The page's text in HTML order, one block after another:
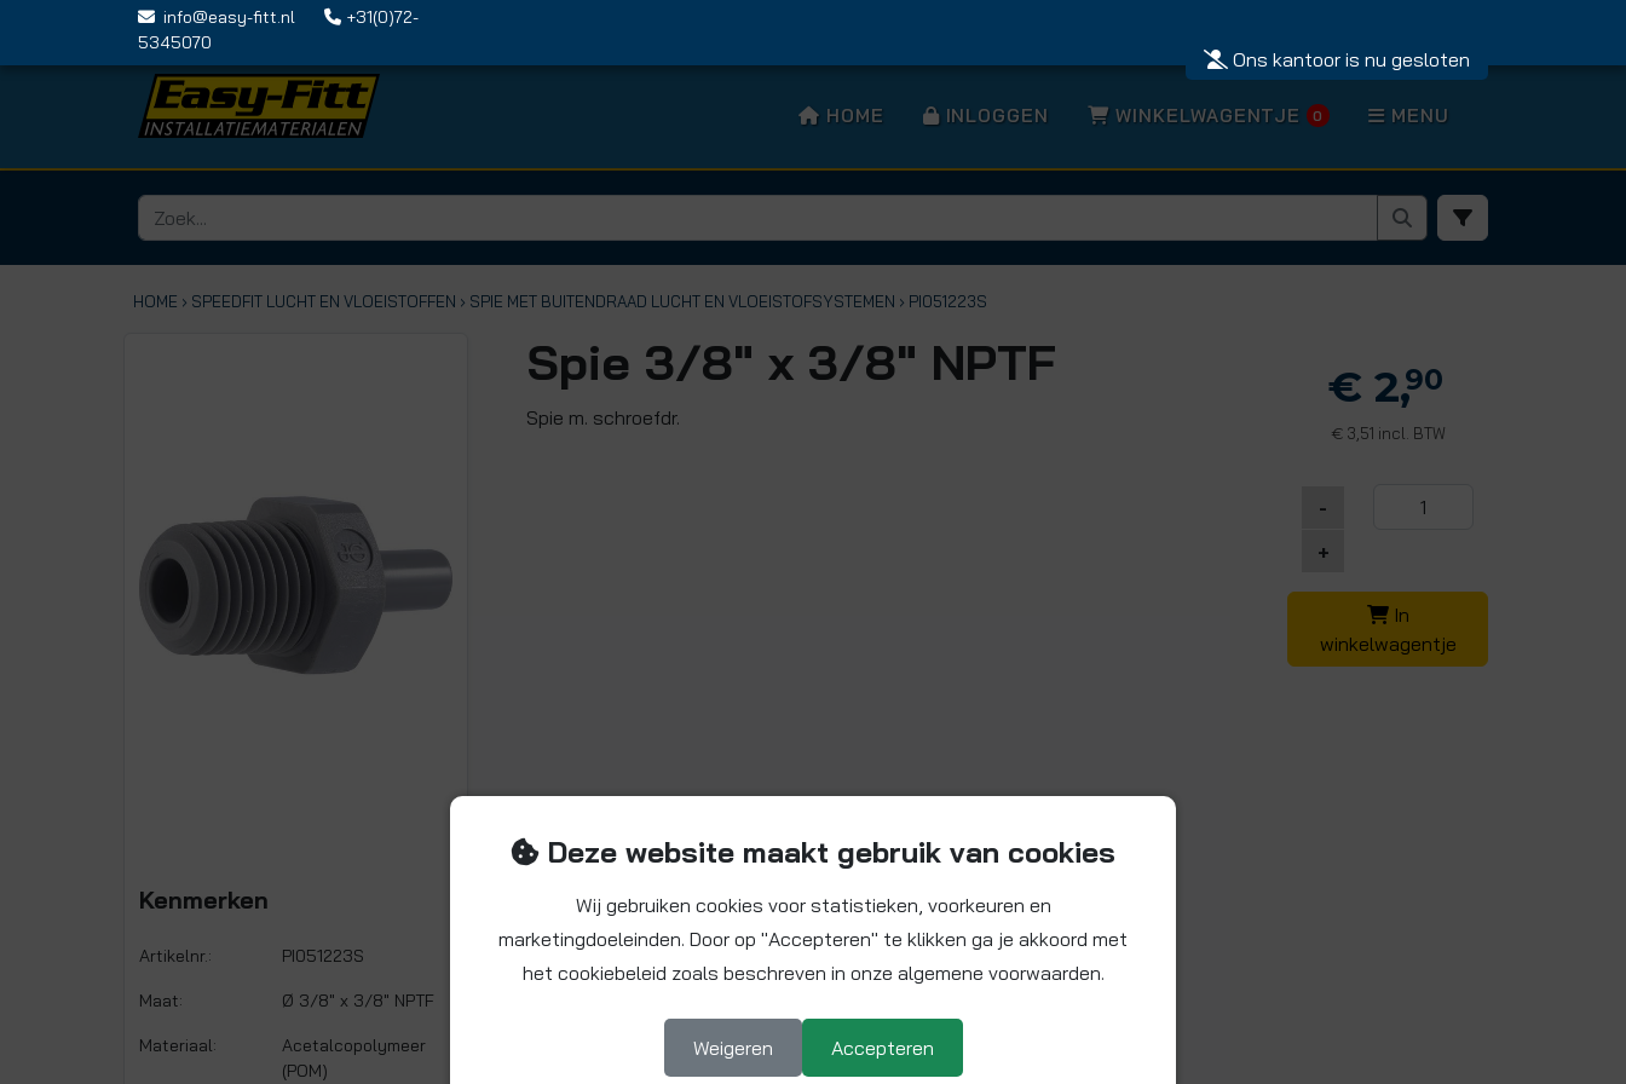
info@easy-fitt.nl
+31(0)72-
5345070
Ons kantoor is nu gesloten
HOME INLOGGEN WINKELWAGENTJE 0 MENU
HOME › SPEEDFIT LUCHT EN VLOEISTOFFEN › SPIE MET BUITENDRAAD LUCHT EN VLOEISTOFSYSTEMEN › PI051223S
Kenmerken
Artikelnr.: PI051223S
Maat: Ø 3/8" x 3/8" NPTF
Materiaal:
Acetalcopolymeer
(POM)
Spie 3/8" x 3/8" NPTF
Spie m. schroefdr.
€ 2,90
€3,51 incl. BTW
-
+
In
winkelwagentje
Deze website maakt gebruik van cookies
Wij gebruiken cookies voor statistieken, voorkeuren en
marketingdoeleinden. Door op "Accepteren" te klikken ga je akkoord met
het cookiebeleid zoals beschreven in onze algemene voorwaarden.
Weigeren Accepteren